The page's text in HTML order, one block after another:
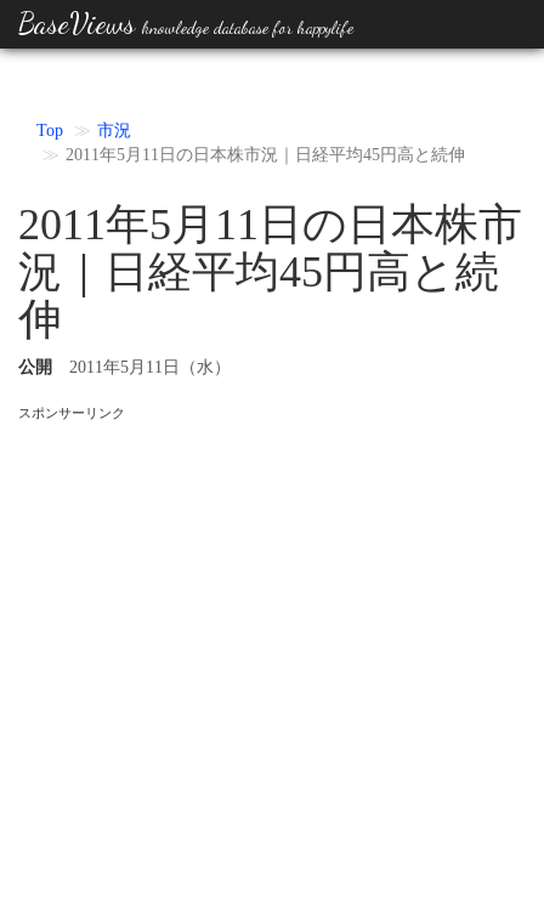
BaseViews knowledge database for happylife
Top
市況
2011年5月11日の日本株市況｜日経平均45円高と続伸
2011年5月11日の日本株市
況｜日経平均45円高と続
伸
公開 2011年5月11日（水）
スポンサーリンク